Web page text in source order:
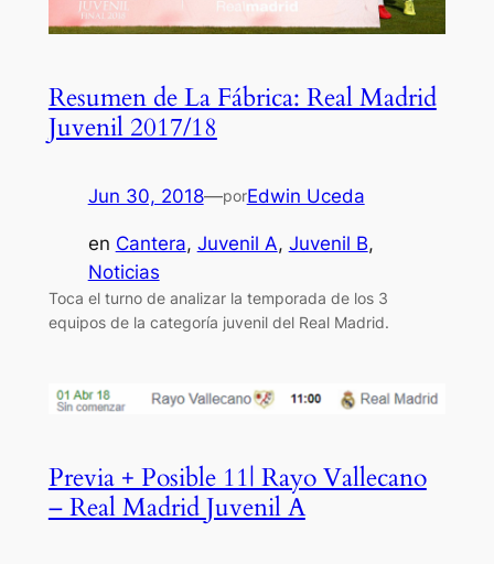
Resumen de La Fábrica: Real Madrid
Juvenil 2017/18
Jun 30, 2018—porEdwin Uceda
en Cantera, Juvenil A, Juvenil B
Noticias
Toca el turno de analizar la temporada de los 3
equipos de la categoría juvenil del Real Madrid.
Previa + Posible 11| Rayo Vallecano
– Real Madrid Juvenil A